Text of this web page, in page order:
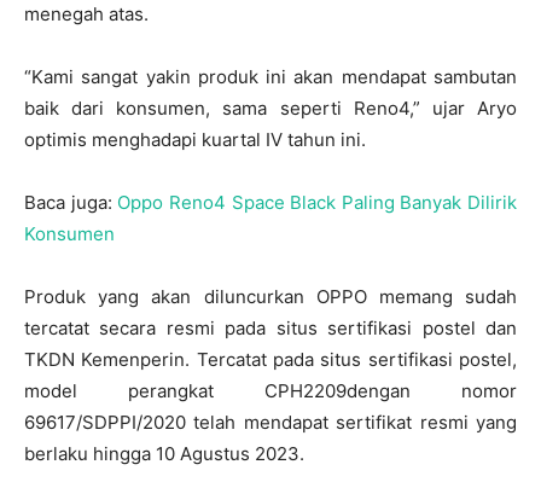
menegah atas.
“Kami sangat yakin produk ini akan mendapat sambutan
baik dari konsumen, sama seperti Reno4,” ujar Aryo
optimis menghadapi kuartal IV tahun ini.
Baca juga: Oppo Reno4 Space Black Paling Banyak Dilirik
Konsumen
Produk yang akan diluncurkan OPPO memang sudah
tercatat secara resmi pada situs sertifikasi postel dan
TKDN Kemenperin. Tercatat pada situs sertifikasi postel,
model perangkat CPH2209dengan nomor
69617/SDPPI/2020 telah mendapat sertifikat resmi yang
berlaku hingga 10 Agustus 2023.